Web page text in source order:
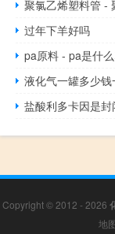
聚氯乙烯塑料管 -
过年下羊好吗
pa原料 - pa是什
液化气一罐多少
盐酸利多卡因是
Copyright © 2012 - 2026
地